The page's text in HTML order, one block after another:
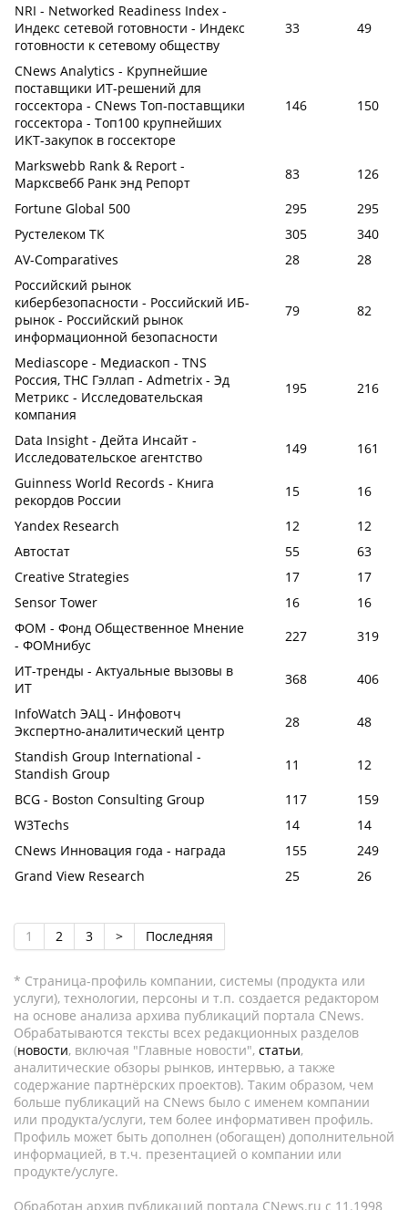
NRI - Networked Readiness Index -
Индекс сетевой готовности - Индекс
готовности к сетевому обществу
33 49
CNews Analytics - Крупнейшие
поставщики ИТ-решений для
госсектора - CNews Топ-поставщики
госсектора - Топ100 крупнейших
ИКТ-закупок в госсекторе
146 150
Markswebb Rank & Report -
Марксвебб Ранк энд Репорт
83
126
Fortune Global 500
295
295
Рустелеком ТК
305
340
AV-Comparatives
28
28
Российский рынок
кибербезопасности - Российский ИБ-
рынок - Российский рынок
информационной безопасности
79 82
Mediascope - Медиаскоп - TNS
Россия, ТНС Гэллап - Admetrix - Эд
Метрикс - Исследовательская
компания
195 216
Data Insight - Дейта Инсайт -
Исследовательское агентство
149
161
Guinness World Records - Книга
рекордов России
15
16
Yandex Research
12
12
Автостат
55
63
Creative Strategies
17
17
Sensor Tower
16
16
ФОМ - Фонд Общественное Мнение
- ФОМнибус
227
319
ИТ-тренды - Актуальные вызовы в
ИТ
368
406
InfoWatch ЭАЦ - Инфовотч
Экспертно-аналитический центр
28
48
Standish Group International -
Standish Group
11
12
BCG - Boston Consulting Group
117
159
W3Techs
14
14
CNews Инновация года - награда
155
249
Grand View Research
25 26
1 2 3 > Последняя
* Страница-профиль компании, системы (продукта или
услуги), технологии, персоны и т.п. создается редактором
на основе анализа архива публикаций портала CNews.
Обрабатываются тексты всех редакционных разделов
(новости, включая "Главные новости", статьи,
аналитические обзоры рынков, интервью, а также
содержание партнёрских проектов). Таким образом, чем
больше публикаций на CNews было с именем компании
или продукта/услуги, тем более информативен профиль.
Профиль может быть дополнен (обогащен) дополнительной
информацией, в т.ч. презентацией о компании или
продукте/услуге.
Обработан архив публикаций портала CNews.ru c 11.1998